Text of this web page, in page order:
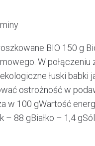
BIO 150 g
W
łuski
ostrożność w
w 100 gWartość
– 88 gBiałko – 1,4